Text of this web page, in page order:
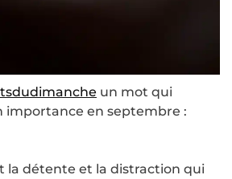
un mot qui
importance en septembre :
la détente et la distraction qui